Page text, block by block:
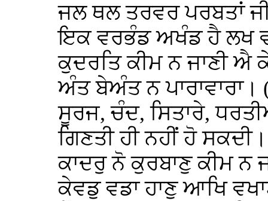
ਜਲ ਥਲ ਤਰਵਰ ਪਰਬਤਾਂ
ਇਕ ਵਰਭੰਡ ਅਖੰਡ ਹੈ ਲਖ
ਕੁਦਰਤਿ ਕੀਮ ਨ ਜਾਣੀ ਐ
ਅੰਤ ਬੇਅੰਤ ਨ ਪਾਰਾਵਾਰਾ।
ਸੂਰਜ, ਚੰਦ, ਸਿਤਾਰੇ,
ਗਿਣਤੀ ਹੀ ਨਹੀਂ ਹੋ ਸਕਦੀ।
ਕਾਦਰੁ ਨੋ ਕੁਰਬਾਣੁ ਕੀਮ ਨ
ਕੇਵਡੁ ਵਡਾ ਹਾਣੁ ਆਖਿ